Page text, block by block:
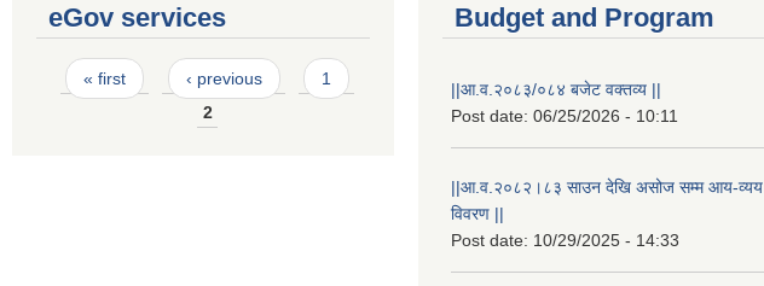
eGov services
Pages
« first ‹ previous
1
2
Budget and Program
||आ.व.२०८३/०८४ बजेट वक्तव्य ||
Post date: 06/25/2026 - 10:11
||आ.व.२०८२।८३ साउन देखि असोज सम्म आय-व्यय
विवरण ||
Post date: 10/29/2025 - 14:33